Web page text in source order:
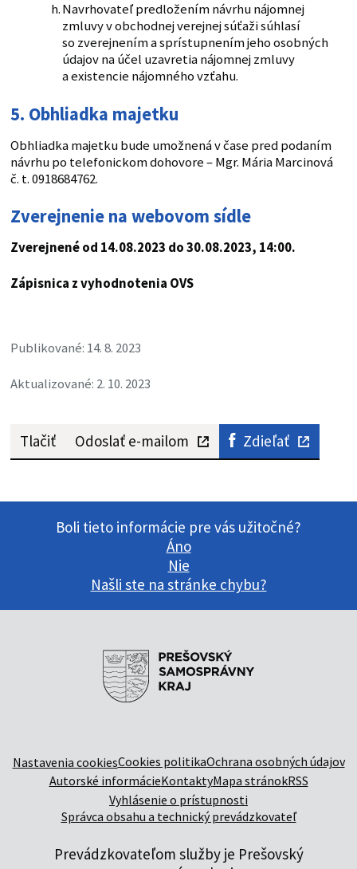
Navrhovateľ predložením návrhu nájomnej
zmluvy v obchodnej verejnej súťaži súhlasí
so zverejnením a sprístupnením jeho osobných
údajov na účel uzavretia nájomnej zmluvy
a existencie nájomného vzťahu.
5. Obhliadka majetku
Obhliadka majetku bude umožnená v čase pred podaním
návrhu po telefonickom dohovore – Mgr. Mária Marcinová
č. t. 0918684762.
Zverejnenie na webovom sídle
Zverejnené od 14.08.2023 do 30.08.2023, 14:00.
Zápisnica z vyhodnotenia OVS
Publikované: 14. 8. 2023
Aktualizované: 2. 10. 2023
Tlačiť Odoslať e-mailom Zdieľať
Boli tieto informácie pre vás užitočné?
Áno
Nie
Našli ste na stránke chybu?
Nastavenia cookiesCookies politikaOchrana osobných údajov
Autorské informácieKontaktyMapa stránokRSS
Vyhlásenie o prístupnosti
Správca obsahu a technický prevádzkovateľ
Prevádzkovateľom služby je Prešovský